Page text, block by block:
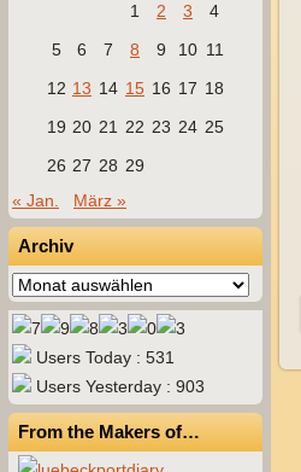
1
2 3
4
5
6 7 8 9 10 11
12 13 14 15 16 17 18
19 20 21 22 23 24 25
26 27 28 29
« Jan.
März »
Archiv
Archiv
Users Today : 531
Users Yesterday : 903
From the Makers of…